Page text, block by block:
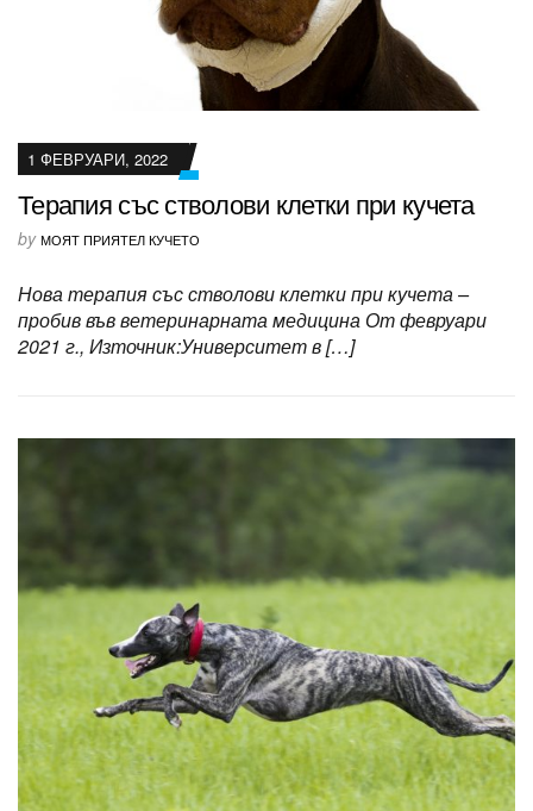
1 ФЕВРУАРИ, 2022
Терапия със стволови клетки при кучета
by МОЯТ ПРИЯТЕЛ КУЧЕТО
Нова терапия със стволови клетки при кучета –
пробив във ветеринарната медицина От февруари
2021 г., Източник:Университет в […]